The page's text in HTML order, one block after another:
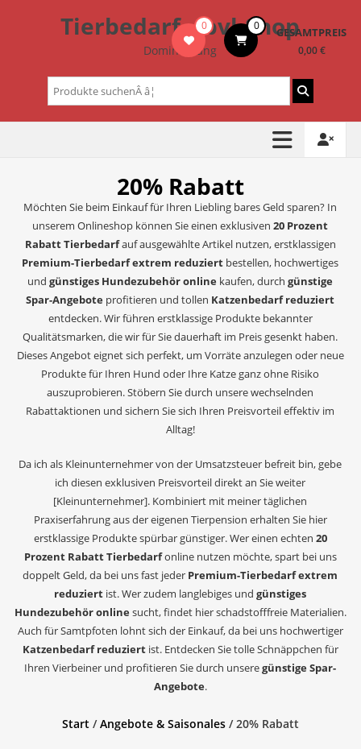
Tierbedarf – bvl-Shop
Dominik Lang
0 0 GESAMTPREIS
0,00 €
Suchen
nach:
20% Rabatt
Möchten Sie beim Einkauf für Ihren Liebling bares Geld sparen? In
unserem Onlineshop können Sie einen exklusiven20 Prozent
Rabatt Tierbedarfauf ausgewählte Artikel nutzen, erstklassigen
Premium-Tierbedarf extrem reduziert bestellen, hochwertiges
undgünstiges Hundezubehör online kaufen, durchgünstige
Spar-Angebote profitieren und tollen Katzenbedarf reduziert
entdecken. Wir führen erstklassige Produkte bekannter
Qualitätsmarken, die wir für Sie dauerhaft im Preis gesenkt haben.
Dieses Angebot eignet sich perfekt, um Vorräte anzulegen oder neue
Produkte für Ihren Hund oder Ihre Katze ganz ohne Risiko
auszuprobieren. Stöbern Sie durch unsere wechselnden
Rabattaktionen und sichern Sie sich Ihren Preisvorteil effektiv im
Alltag!
Da ich als Kleinunternehmer von der Umsatzsteuer befreit bin, gebe
ich diesen exklusiven Preisvorteil direkt an Sie weiter
[Kleinunternehmer]. Kombiniert mit meiner täglichen
Praxiserfahrung aus der eigenen Tierpension erhalten Sie hier
erstklassige Produkte spürbar günstiger. Wer einen echten 20
Prozent Rabatt Tierbedarfonline nutzen möchte, spart bei uns
doppelt Geld, da bei uns fast jeder Premium-Tierbedarf extrem
reduziert ist. Wer zudem langlebiges undgünstiges
Hundezubehör online sucht, findet hier schadstofffreie Materialien.
Auch für Samtpfoten lohnt sich der Einkauf, da bei uns hochwertiger
Katzenbedarf reduziertist. Entdecken Sie tolle Schnäppchen für
Ihren Vierbeiner und profitieren Sie durch unseregünstige Spar-
Angebote.
Start/Angebote & Saisonales/ 20% Rabatt